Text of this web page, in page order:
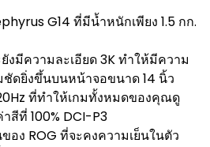
G14 ที่มีน้ำหนักเพียง 1.5 กก.
งมีความละเอียด 3K ทำให้มีความ
ดยิ่งขึ้นบนหน้าจอขนาด 14 นิ้ว
ที่ทำให้เกมทั้งหมดของคุณดู
สีที่ 100% DCI-P3
อง ROG ที่จะคงความเย็นในตัว